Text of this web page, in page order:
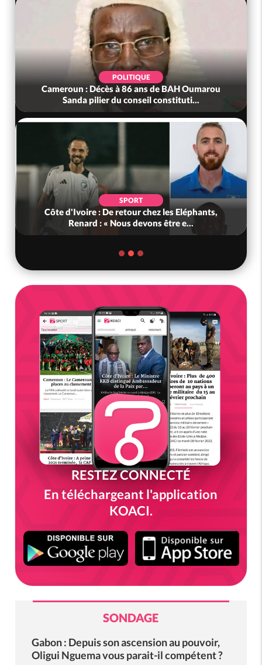
POLITIQUE
Cameroun : Décès à 86 ans de BAH Oumarou
Sanda pilier du conseil constituti...
SPORT
Côte d'Ivoire : De retour chez les Eléphants,
Renard : « Nous devons être e...
RESTEZ CONNECTÉ
En téléchargeant l'application
KOACI.
SONDAGE
Gabon : Depuis son ascension au pouvoir,
Oligui Nguema vous parait-il compétent ?